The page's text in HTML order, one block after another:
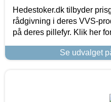
Hedestoker.dk tilbyder
rådgivning i deres VVS-
på deres pillefyr. Klik her
Se udvalget